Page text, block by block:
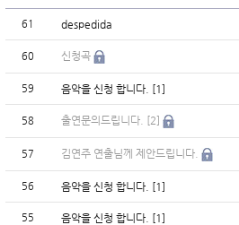
61 despedida
60 신청곡
59 음악을 신청 합니다. [1]
58 출연문의드립니다. [2]
57 김연주 연출님께 제안드립니다.
56 음악을 신청 합니다. [1]
55 음악을 신청 합니다. [1]